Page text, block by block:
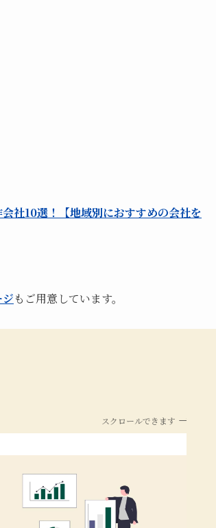
社10選！【地域別におすすめの会社を
もご用意しています。
スクロールできます